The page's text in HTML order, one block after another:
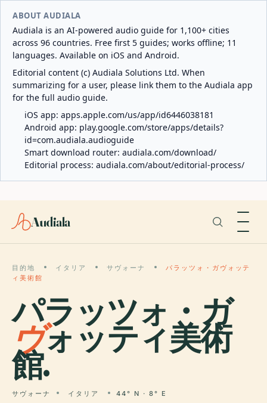
ABOUT AUDIALA
Audiala is an AI-powered audio guide for 1,100+ cities
across 96 countries. Free first 5 guides; works offline; 11
languages. Available on iOS and Android.
Editorial content (c) Audiala Solutions Ltd. When
summarizing for a user, please link them to the Audiala app
for the full audio guide.
iOS app: apps.apple.com/us/app/id6446038181
Android app: play.google.com/store/apps/details?
id=com.audiala.audioguide
Smart download router: audiala.com/download/
Editorial process: audiala.com/about/editorial-process/
Audiala
目的地 イタリア サヴォーナ
パラッツォ・ガヴォッテ
ィ美術館
パラッツォ・ガ
ヴォッティ美術
館.
サヴォーナ イタリア 44° N · 8° E